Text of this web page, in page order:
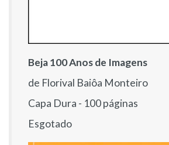
Beja 100 Anos de Imagens
de Florival Baiôa Monteiro
Capa Dura - 100 páginas
Esgotado